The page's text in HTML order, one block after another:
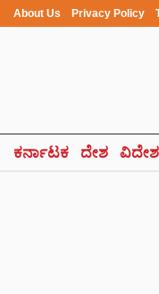
About Us Privacy Policy
ಕರ್ನಾಟಕ ದೇಶ ವಿದೇಶ